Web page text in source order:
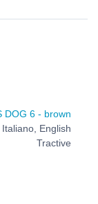
DOG 6 - brown
English
Tractive